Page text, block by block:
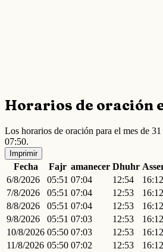
Horarios de oración
Los horarios de oración para el mes de
07:50.
Imprimir
Fecha Fajr amanecer Dhuhr
6/8/2026
05:51 07:04 12:54 16:12
7/8/2026
05:51 07:04 12:53 16:12
8/8/2026
05:51 07:04 12:53 16:12
9/8/2026
05:51 07:03 12:53 16:12
10/8/2026 05:50 07:03 12:53 16:12
11/8/2026 05:50 07:02 12:53 16:12